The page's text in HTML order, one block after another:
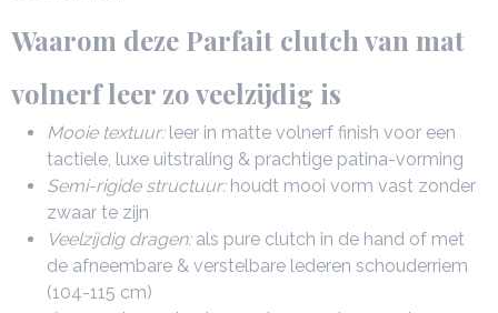
Waarom deze Parfait clutch van mat
volnerf leer zo veelzijdig is
Mooie textuur:leer in matte volnerf finish voor een
tactiele, luxe uitstraling & prachtige patina-vorming
Semi-rigide structuur:houdt mooi vorm vast zonder
zwaar te zijn
Veelzijdig dragen:als pure clutch in de hand of met
de afneembare & verstelbare lederen schouderriem
(104-115 cm)